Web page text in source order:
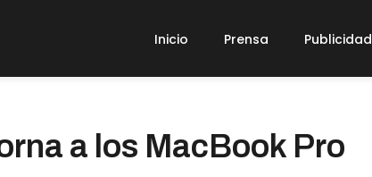
Inicio Prensa Publicidad
a los MacBook Pro